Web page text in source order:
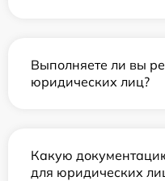
Выполняете ли вы
юридических лиц?
Какую
для юридических